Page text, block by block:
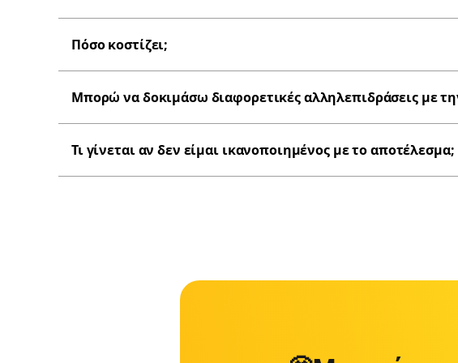
Πόσο κοστίζει;
Μπορώ να δοκιμάσω διαφορετικές αλληλεπιδράσεις με
Τι γίνεται αν δεν είμαι ικανοποιημένος με το αποτέλεσμα;